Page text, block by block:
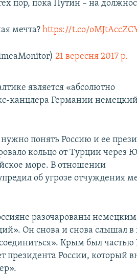
пор, пока Путин – на
мечта?https://t.co/
21 вересня 2017 р.
является «абсолютно
канцлера Германии
понять Россию и ее
кольцо от Турции через
море. В отношении
об угрозе отчуждения
разочарованы немецким
Он снова и снова слышал в
Крым был частью
президента России, который